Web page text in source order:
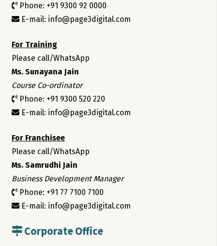
Phone: +91 9300 92 0000
E-mail: info@page3digital.com
For Training
Please call/WhatsApp
Ms. Sunayana Jain
Course Co-ordinator
Phone: +91 9300 520 220
E-mail: info@page3digital.com
For Franchisee
Please call/WhatsApp
Ms. Samrudhi Jain
Business Development Manager
Phone: +91 77 7100 7100
E-mail: info@page3digital.com
Corporate Office